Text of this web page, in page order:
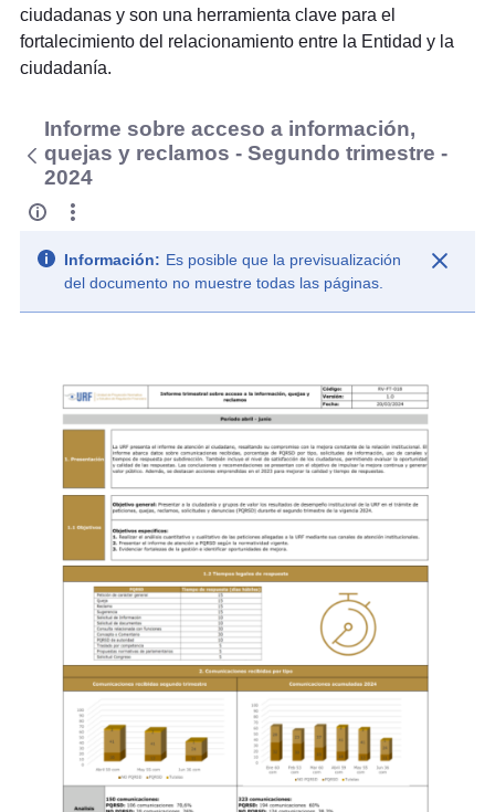
ciudadanas y son una herramienta clave para el
fortalecimiento del relacionamiento entre la Entidad y la
ciudadanía.
Informe sobre acceso a información,
quejas y reclamos - Segundo trimestre -
2024
Información: Es posible que la previsualización
del documento no muestre todas las páginas.